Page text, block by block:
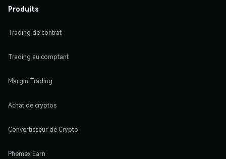
Produits
Trading de contrat
Trading au comptant
Margin Trading
Achat de cryptos
Convertisseur de Crypto
Phemex Earn